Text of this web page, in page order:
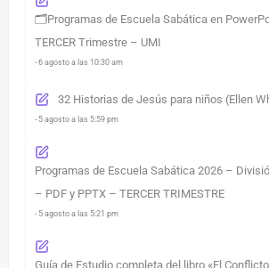
🗂️Programas de Escuela Sabática en
TERCER Trimestre – UMI
- 6 agosto a las 10:30 am
32 Historias de Jesús para niños (Ellen
- 5 agosto a las 5:59 pm
Programas de Escuela Sabática 2026 –
– PDF y PPTX – TERCER TRIMESTRE
- 5 agosto a las 5:21 pm
Guía de Estudio completa del libro «El